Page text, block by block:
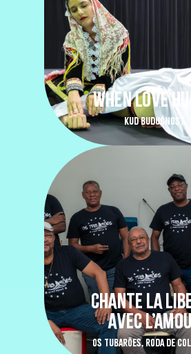
WHEN LOVE
KUD BUDUĆNOST
CHANTE LA
AVEC
OS TUBARÕES, RODA DE